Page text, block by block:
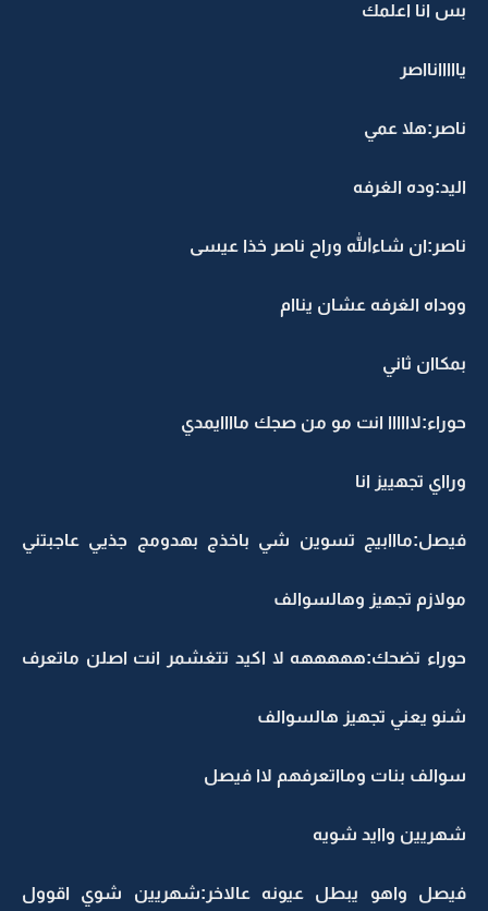
بس انا اعلمك
يااااانااصر
ناصر:هلا عمي
اليد:وده الغرفه
ناصر:ان شاءالله وراح ناصر خذا عيسى
ووداه الغرفه عشان يناام
بمكاان ثاني
حوراء:لاااااا انت مو من صجك ماااايمدي
ورااي تجهييز انا
فيصل:مااابيج تسوين شي باخذج بهدومج جذيي عاجبتني
مولازم تجهيز وهالسوالف
حوراء تضحك:هههههه لا اكيد تتغشمر انت اصلن ماتعرف
شنو يعني تجهيز هالسوالف
سوالف بنات ومااتعرفهم لاا فيصل
شهريين واايد شويه
فيصل واهو يبطل عيونه عالاخر:شهريين شوي اقوول